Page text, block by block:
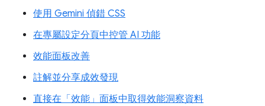
使用 Gemini 偵錯 CSS
在專屬設定分頁中控管 AI 功能
效能面板改善
註解並分享成效發現
直接在「效能」面板中取得效能洞察資料